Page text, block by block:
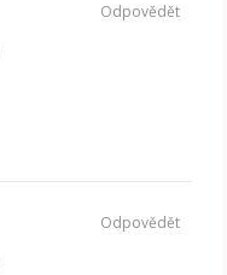
Odpovědět
Odpovědět